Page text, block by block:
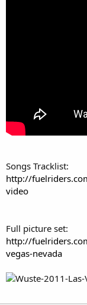
Songs Tracklist:
http://
video
Full picture set:
http://
vegas-nevada